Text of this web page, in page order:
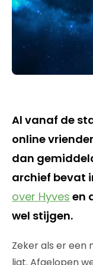
Al vanaf de
online
dan
archief bevat
over Hyves en
wel stijgen.
Zeker als er een
ligt. Afgelopen